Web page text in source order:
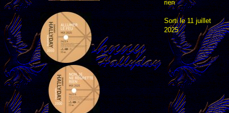
rien
Sorti le 11 juillet
2025